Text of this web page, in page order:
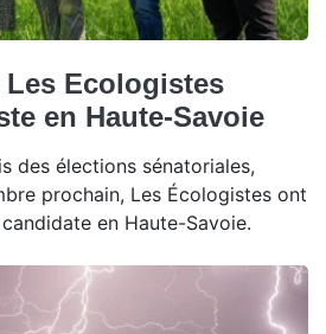
Ecologistes
en Haute-Savoie
des élections sénatoriales,
prochain, Les Écologistes ont
en Haute-Savoie.